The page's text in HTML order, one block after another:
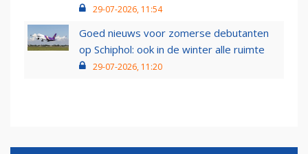
29-07-2026, 11:54
Goed nieuws voor zomerse debutanten
op Schiphol: ook in de winter alle ruimte
29-07-2026, 11:20